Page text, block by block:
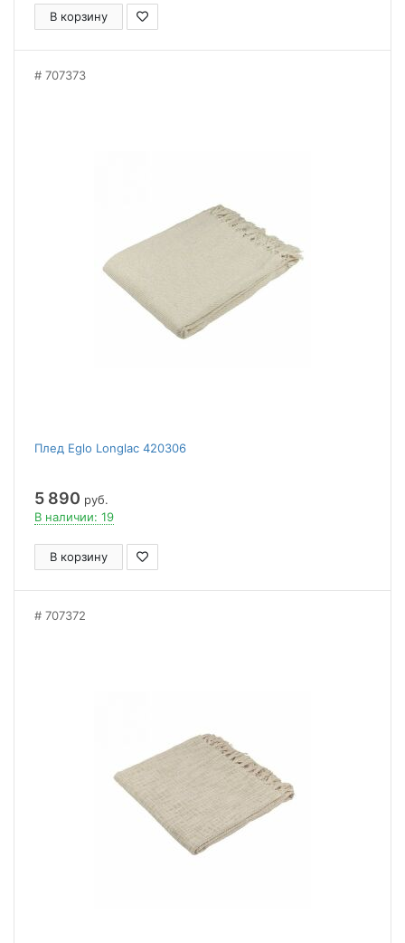
В корзину
707373
Плед Eglo Longlac 420306
5 890 руб.
В наличии: 19
В корзину
707372